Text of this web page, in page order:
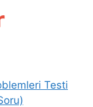
Testi